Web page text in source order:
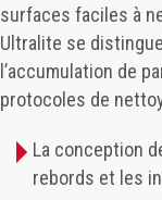
surfaces faciles à
Ultralite se
l’accumulation de
protocoles de
La conception
rebords et les